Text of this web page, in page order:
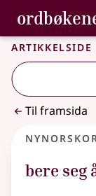
Gå til
Tilgjenge
Bokmålsordboka
Artikkelside
Til framsida
bere seg